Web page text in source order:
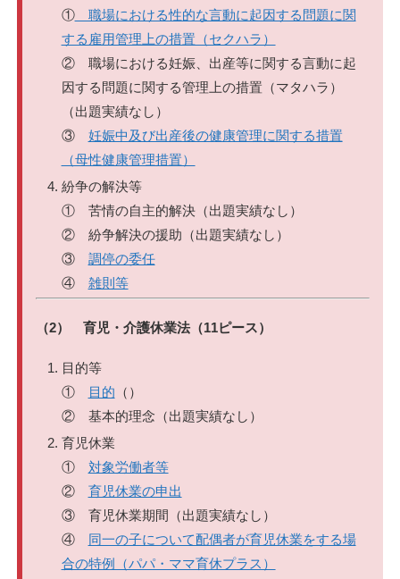
①職場における性的な言動に起因する問題に関
する雇用管理上の措置（セクハラ）
② 職場における妊娠、出産等に関する言動に起
因する問題に関する管理上の措置（マタハラ）
（出題実績なし）
③ 妊娠中及び出産後の健康管理に関する措置
（母性健康管理措置）
紛争の解決等
① 苦情の自主的解決（出題実績なし）
② 紛争解決の援助（出題実績なし）
③ 調停の委任
④ 雑則等
（2） 育児・介護休業法（11ピース）
目的等
①
目的 （）
② 基本的理念（出題実績なし）
育児休業
① 対象労働者等
② 育児休業の申出
③ 育児休業期間（出題実績なし）
④ 同一の子について配偶者が育児休業をする場
合の特例（パパ・ママ育休プラス）